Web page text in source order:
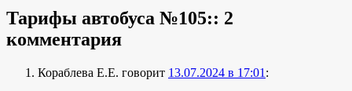
Тарифы автобуса №105:: 2
комментария
Кораблева Е.Е. говорит 13.07.2024 в 17:01 :